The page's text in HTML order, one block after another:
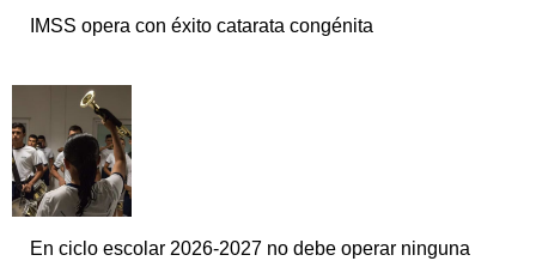
IMSS opera con éxito catarata congénita
En ciclo escolar 2026-2027 no debe operar ninguna